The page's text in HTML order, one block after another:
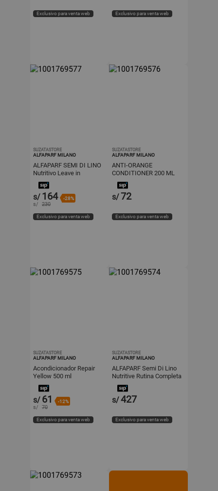
Exclusivo para venta web Exclusivo para venta web
SUZATASTORE
ALFAPARF MILANO
ALFAPARF SEMI DI LINO
Nutritivo Leave in
Acondicionador 1000 ml
s/ 164 -28%
s/ 230
Exclusivo para venta web
SUZATASTORE
ALFAPARF MILANO
ANTI-ORANGE
CONDITIONER 200 ML
ALFAPARF
s/72
Exclusivo para venta web
SUZATASTORE
ALFAPARF MILANO
Acondicionador Repair
Yellow 500 ml
s/ 61 -12%
s/ 70
Exclusivo para venta web
SUZATASTORE
ALFAPARF MILANO
ALFAPARF Semi Di Lino
Nutritive Rutina Completa
x 5 Unidades 250ml
s/427
Exclusivo para venta web